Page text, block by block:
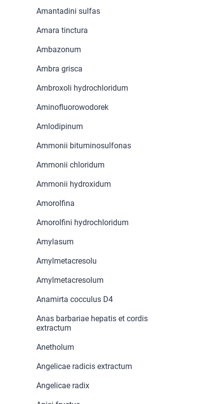
Amantadini sulfas
Amara tinctura
Ambazonum
Ambra grisca
Ambroxoli hydrochloridum
Aminofluorowodorek
Amlodipinum
Ammonii bituminosulfonas
Ammonii chloridum
Ammonii hydroxidum
Amorolfina
Amorolfini hydrochloridum
Amylasum
Amylmetacresolu
Amylmetacresolum
Anamirta cocculus D4
Anas barbariae hepatis et cordis
extractum
Anetholum
Angelicae radicis extractum
Angelicae radix